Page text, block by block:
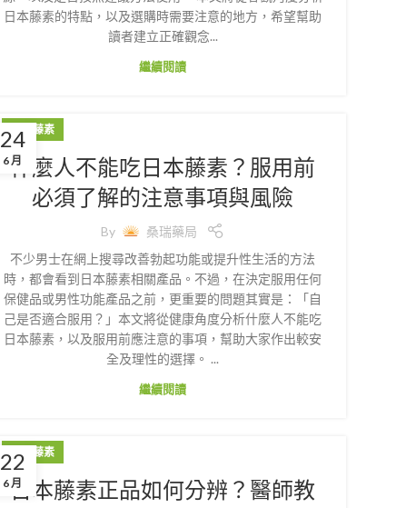
日本藤素的特點，以及選購時需要注意的地方，希望幫助
讀者建立正確觀念...
繼續閱讀
24
6 月
日本藤素
什麼人不能吃日本藤素？服用前
必須了解的注意事項與風險
By
桑瑞藥局
不少男士在網上搜尋改善勃起功能或提升性生活的方法
時，都會看到日本藤素相關產品。不過，在決定服用任何
保健品或男性功能產品之前，更重要的問題其實是：「自
己是否適合服用？」本文將從健康角度分析什麼人不能吃
日本藤素，以及服用前應注意的事項，幫助大家作出較安
全及理性的選擇。 ...
繼續閱讀
22
6 月
日本藤素
日本藤素正品如何分辨？醫師教